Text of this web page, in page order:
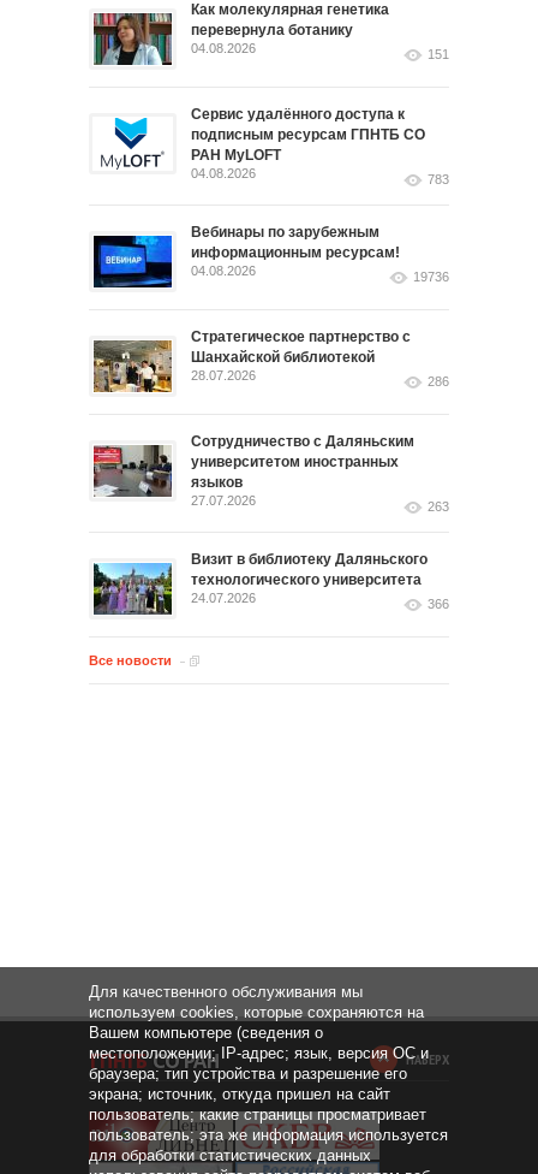
Как молекулярная генетика
перевернула ботанику
04.08.2026 151
Сервис удалённого доступа к
подписным ресурсам ГПНТБ СО
РАН MyLOFT
04.08.2026 783
Вебинары по зарубежным
информационным ресурсам!
04.08.2026 19736
Стратегическое партнерство с
Шанхайской библиотекой
28.07.2026 286
Сотрудничество с Даляньским
университетом иностранных
языков
27.07.2026 263
Визит в библиотеку Даляньского
технологического университета
24.07.2026 366
Все новости
НАВЕРХ
Для качественного обслуживания мы
используем cookies, которые сохраняются на
Вашем компьютере (сведения о
местоположении; IP-адрес; язык, версия ОС и
браузера; тип устройства и разрешение его
экрана; источник, откуда пришел на сайт
пользователь; какие страницы просматривает
пользователь; эта же информация используется
для обработки статистических данных